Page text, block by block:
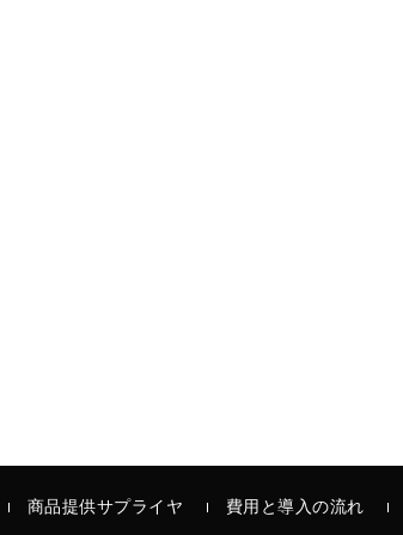
商品提供サプライヤ 費用と導入の流れ